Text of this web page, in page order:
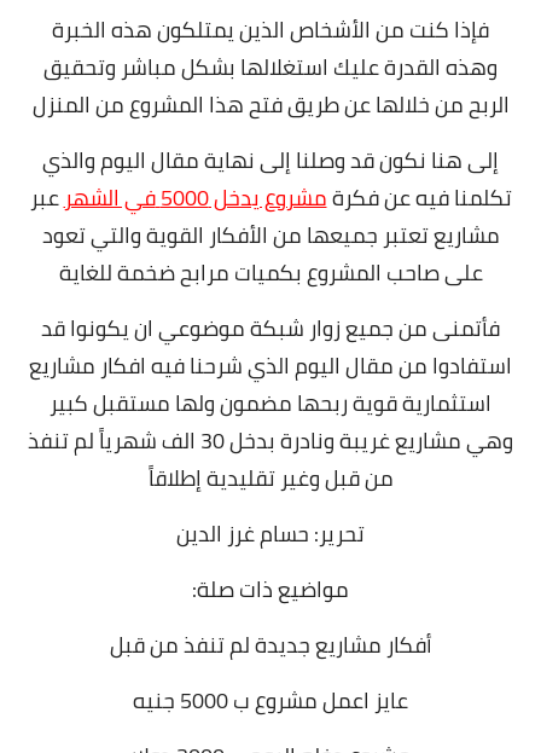
فإذا كنت من الأشخاص الذين يمتلكون هذه الخبرة
وهذه القدرة عليك استغلالها بشكل مباشر وتحقيق
الربح من خلالها عن طريق فتح هذا المشروع من المنزل
إلى هنا نكون قد وصلنا إلى نهاية مقال اليوم والذي
تكلمنا فيه عن فكرةمشروع يدخل5000في الشهرعبر
مشاريع تعتبر جميعها من الأفكار القوية والتي تعود
على صاحب المشروع بكميات مرابح ضخمة للغاية
فأتمنى من جميع زوار شبكة موضوعي ان يكونوا قد
استفادوا من مقال اليوم الذي شرحنا فيه افكار مشاريع
استثمارية قوية ربحها مضمون ولها مستقبل كبير
وهي مشاريع غريبة ونادرة بدخل 30 الف شهرياً لم تنفذ
من قبل وغير تقليدية إطلاقاً
تحرير: حسام غرز الدين
مواضيع ذات صلة:
أفكار مشاريع جديدة لم تنفذ من قبل
عايز اعمل مشروع ب 5000 جنيه